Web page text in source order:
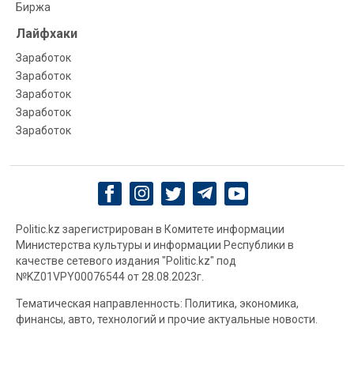
Биржа
Лайфхаки
Заработок
Заработок
Заработок
Заработок
Заработок
Politic.kz зарегистрирован в Комитете информации
Министерства культуры и информации Республики в
качестве сетевого издания "Politic.kz" под
№KZ01VPY00076544 от 28.08.2023г.
Тематическая направленность: Политика, экономика,
финансы, авто, технологий и прочие актуальные новости.